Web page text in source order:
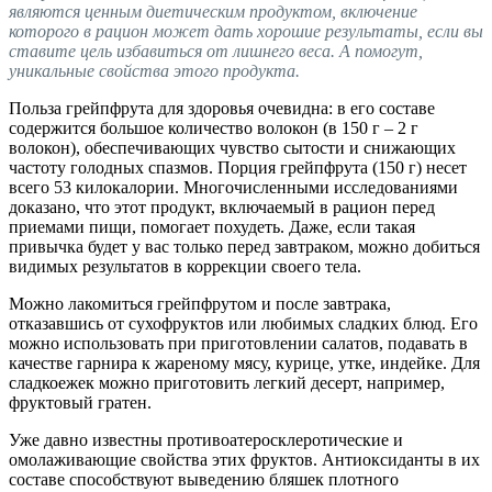
являются ценным диетическим продуктом, включение
которого в рацион может дать хорошие результаты, если вы
ставите цель избавиться от лишнего веса. А помогут,
уникальные свойства этого продукта.
Польза грейпфрута для здоровья очевидна: в его составе
содержится большое количество волокон (в 150 г – 2 г
волокон), обеспечивающих чувство сытости и снижающих
частоту голодных спазмов. Порция грейпфрута (150 г) несет
всего 53 килокалории. Многочисленными исследованиями
доказано, что этот продукт, включаемый в рацион перед
приемами пищи, помогает похудеть. Даже, если такая
привычка будет у вас только перед завтраком, можно добиться
видимых результатов в коррекции своего тела.
Можно лакомиться грейпфрутом и после завтрака,
отказавшись от сухофруктов или любимых сладких блюд. Его
можно использовать при приготовлении салатов, подавать в
качестве гарнира к жареному мясу, курице, утке, индейке. Для
сладкоежек можно приготовить легкий десерт, например,
фруктовый гратен.
Уже давно известны противоатеросклеротические и
омолаживающие свойства этих фруктов. Антиоксиданты в их
составе способствуют выведению бляшек плотного